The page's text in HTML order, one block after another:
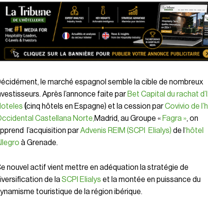
le marché espagnol semble la cible de nombreux
Après l’annonce faite par Bet Capital du rachat
(cinq hôtels en Espagne) et la cession parCovivio de
Castellana Norte,Madrid, au Groupe « Fagra », on
l’acquisition parAdvenis REIM (SCPI Elialys) de l ‘hôtel
à Grenade.
nouvel actif vient mettre en adéquation la stratégie de
de laSCPI Elialys et la montée en puissance du
touristique de la région ibérique.